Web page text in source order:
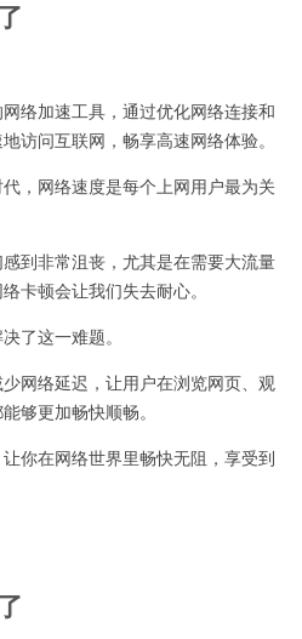
加速工具，通过优化网络连接和
访问互联网，畅享高速网络体验。
网络速度是每个上网用户最为关
非常沮丧，尤其是在需要大流量
卡顿会让我们失去耐心。
这一难题。
络延迟，让用户在浏览网页、观
够更加畅快顺畅。
在网络世界里畅快无阻，享受到